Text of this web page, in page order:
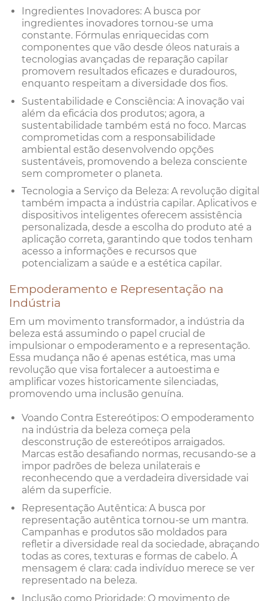
Ingredientes Inovadores: A busca por
ingredientes inovadores tornou-se uma
constante. Fórmulas enriquecidas com
componentes que vão desde óleos naturais a
tecnologias avançadas de reparação capilar
promovem resultados eficazes e duradouros,
enquanto respeitam a diversidade dos fios.
Sustentabilidade e Consciência: A inovação vai
além da eficácia dos produtos; agora, a
sustentabilidade também está no foco. Marcas
comprometidas com a responsabilidade
ambiental estão desenvolvendo opções
sustentáveis, promovendo a beleza consciente
sem comprometer o planeta.
Tecnologia a Serviço da Beleza: A revolução digital
também impacta a indústria capilar. Aplicativos e
dispositivos inteligentes oferecem assistência
personalizada, desde a escolha do produto até a
aplicação correta, garantindo que todos tenham
acesso a informações e recursos que
potencializam a saúde e a estética capilar.
Empoderamento e Representação na
Indústria
Em um movimento transformador, a indústria da
beleza está assumindo o papel crucial de
impulsionar o empoderamento e a representação.
Essa mudança não é apenas estética, mas uma
revolução que visa fortalecer a autoestima e
amplificar vozes historicamente silenciadas,
promovendo uma inclusão genuína.
Voando Contra Estereótipos: O empoderamento
na indústria da beleza começa pela
desconstrução de estereótipos arraigados.
Marcas estão desafiando normas, recusando-se a
impor padrões de beleza unilaterais e
reconhecendo que a verdadeira diversidade vai
além da superfície.
Representação Autêntica: A busca por
representação autêntica tornou-se um mantra.
Campanhas e produtos são moldados para
refletir a diversidade real da sociedade, abraçando
todas as cores, texturas e formas de cabelo. A
mensagem é clara: cada indivíduo merece se ver
representado na beleza.
Inclusão como Prioridade: O movimento de